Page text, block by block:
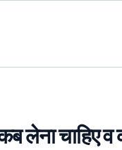
लेना चाहिए व